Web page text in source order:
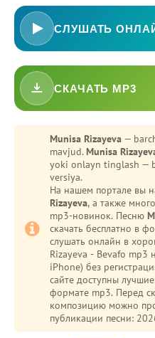
СЛУШАТЬ
СКАЧАТЬ MP3
Munisa Rizayeva —
mavjud. Munisa
yoki onlayn tinglash —
versiya.
На нашем портале вы
Rizayeva, а также
mp3-новинок. Песню
скачать бесплатно в
слушать онлайн в хорошем
Rizayeva - Bevafo mp3
iPhone) без
сайте доступны
формате mp3. Перед
композицию можно
публикации песни:
Bezori
Oshiq edim